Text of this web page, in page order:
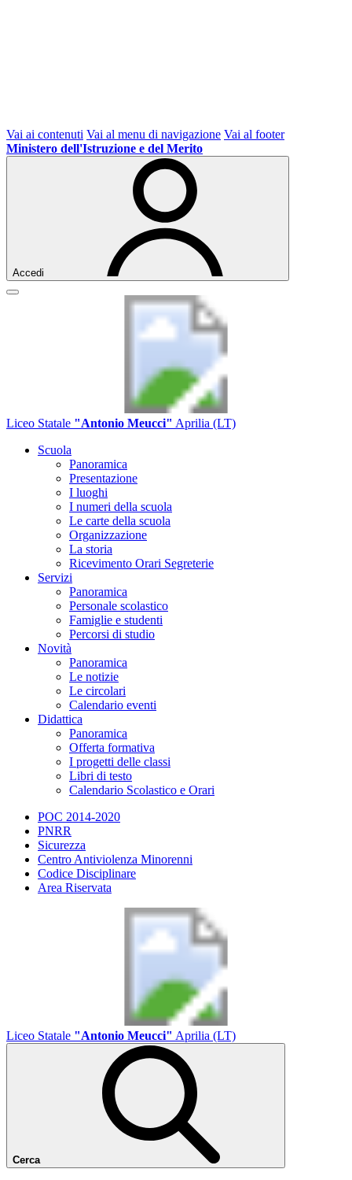
Vai ai contenuti Vai al menu di navigazione Vai al footer
Ministero dell'Istruzione e del Merito
Accedi
Liceo Statale "Antonio Meucci" Aprilia (LT)
Scuola
Panoramica
Presentazione
I luoghi
I numeri della scuola
Le carte della scuola
Organizzazione
La storia
Ricevimento Orari Segreterie
Servizi
Panoramica
Personale scolastico
Famiglie e studenti
Percorsi di studio
Novità
Panoramica
Le notizie
Le circolari
Calendario eventi
Didattica
Panoramica
Offerta formativa
I progetti delle classi
Libri di testo
Calendario Scolastico e Orari
POC 2014-2020
PNRR
Sicurezza
Centro Antiviolenza Minorenni
Codice Disciplinare
Area Riservata
Liceo Statale "Antonio Meucci" Aprilia (LT)
Cerca